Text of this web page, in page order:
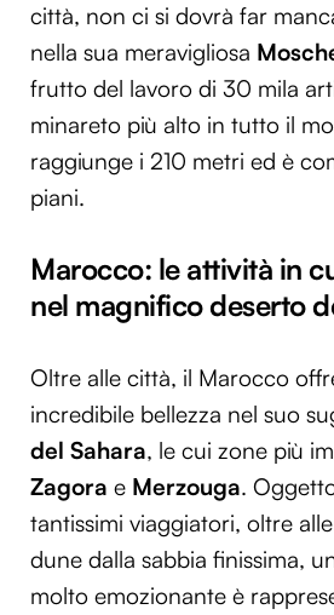
città, non ci si dovrà far
nella sua meravigliosa
frutto del lavoro di 30 mila
minareto più alto in tutto il
raggiunge i 210 metri ed è
piani.
Marocco: le attività in
nel magnifico deserto
Oltre alle città, il Marocco
incredibile bellezza nel suo
del Sahara, le cui zone più
Zagora e Merzouga.
tantissimi viaggiatori, oltre
dune dalla sabbia finissima,
molto emozionante è